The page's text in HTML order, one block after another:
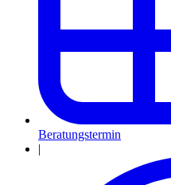
Beratungstermin
|